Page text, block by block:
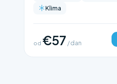
Klima
od €57 / dan